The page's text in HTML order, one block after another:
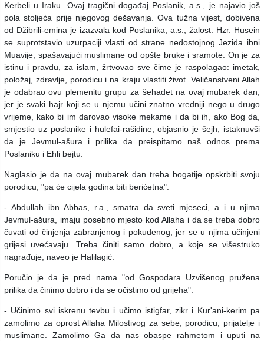
Kerbeli u Iraku. Ovaj tragični događaj Poslanik, a.s., je najavio još
pola stoljeća prije njegovog dešavanja. Ova tužna vijest, dobivena
od Džibrili-emina je izazvala kod Poslanika, a.s., žalost. Hzr. Husein
se suprotstavio uzurpaciji vlasti od strane nedostojnog Jezida ibni
Muavije, spašavajući muslimane od opšte bruke i sramote. On je za
istinu i pravdu, za islam, žrtvovao sve čime je raspolagao: imetak,
položaj, zdravlje, porodicu i na kraju vlastiti život. Veličanstveni Allah
je odabrao ovu plemenitu grupu za šehadet na ovaj mubarek dan,
jer je svaki hajr koji se u njemu učini znatno vredniji nego u drugo
vrijeme, kako bi im darovao visoke mekame i da bi ih, ako Bog da,
smjestio uz poslanike i hulefai-rašidine, objasnio je šejh, istaknuvši
da je Jevmul-ašura i prilika da preispitamo naš odnos prema
Poslaniku i Ehli bejtu.
Naglasio je da na ovaj mubarek dan treba bogatije opskrbiti svoju
porodicu, "pa će cijela godina biti berićetna".
- Abdullah ibn Abbas, r.a., smatra da sveti mjeseci, a i u njima
Jevmul-ašura, imaju posebno mjesto kod Allaha i da se treba dobro
čuvati od činjenja zabranjenog i pokuđenog, jer se u njima učinjeni
grijesi uvećavaju. Treba činiti samo dobro, a koje se višestruko
nagrađuje, naveo je Halilagić.
Poručio je da je pred nama "od Gospodara Uzvišenog pružena
prilika da činimo dobro i da se očistimo od grijeha".
- Učinimo svi iskrenu tevbu i učimo istigfar, zikr i Kur'ani-kerim pa
zamolimo za oprost Allaha Milostivog za sebe, porodicu, prijatelje i
muslimane. Zamolimo Ga da nas obaspe rahmetom i uputi na